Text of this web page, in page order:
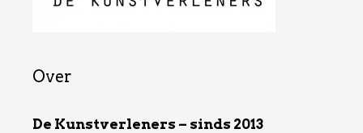
Over
De Kunstverleners – sinds 2013